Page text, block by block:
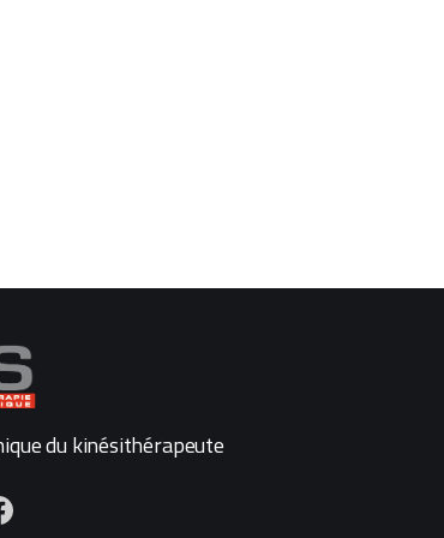
du kinésithérapeute